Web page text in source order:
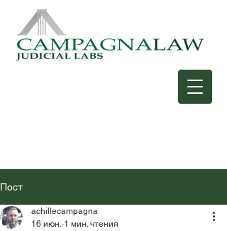
Пост
achillecampagna
16 июн. 1 мин. чтения